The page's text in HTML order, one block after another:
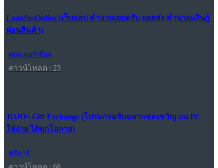
LoanSysOnline (เว็บแอป คำนวณยอดรับ ยอดส่ง คำนวณเงินกู้
ผ่อนสินค้า)
คอมเมอร์เชียล
ดาวน์โหลด : 23
JOJO+ Gift Exchange (โปรแกรมจับฉลากของขวัญ บน PC
ใช้ง่าย ได้ทุกโอกาส)
ฟรีแวร์